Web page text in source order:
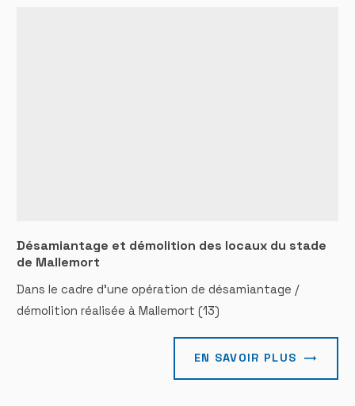
Désamiantage et démolition des locaux du stade
de Mallemort
Dans le cadre d'une opération de désamiantage /
démolition réalisée à Mallemort (13)
EN SAVOIR PLUS